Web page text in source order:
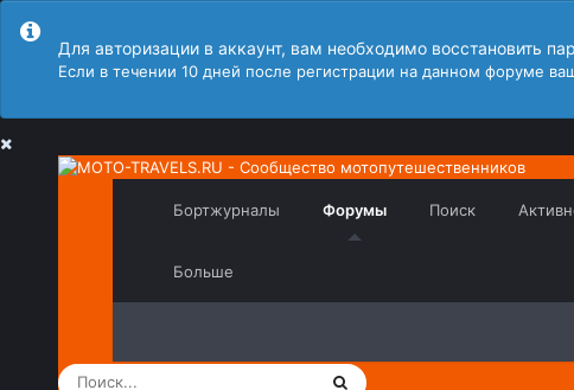
Для авторизации в аккаунт, вам необходимо восстановить
Если в течении 10 дней после регистрации на данном форуме
Бортжурналы Форумы Поиск
Больше